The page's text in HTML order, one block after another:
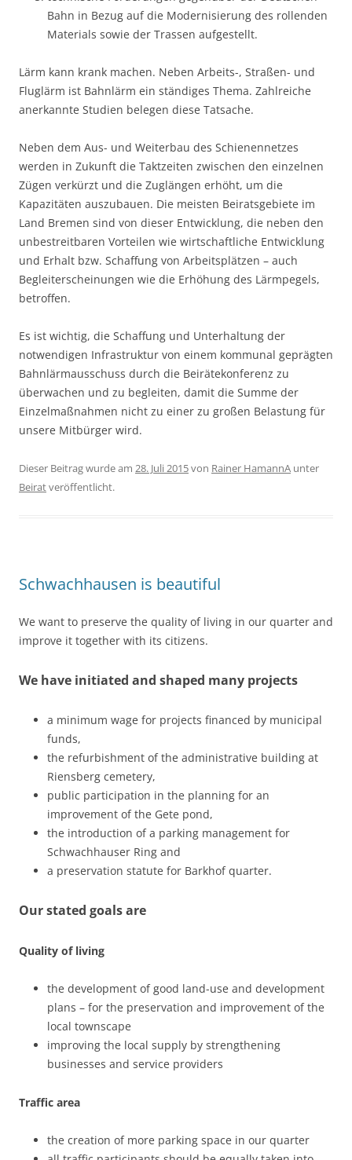
Bahn in Bezug auf die Modernisierung des rollenden
Materials sowie der Trassen aufgestellt.
Lärm kann krank machen. Neben Arbeits-, Straßen- und
Fluglärm ist Bahnlärm ein ständiges Thema. Zahlreiche
anerkannte Studien belegen diese Tatsache.
Neben dem Aus- und Weiterbau des Schienennetzes
werden in Zukunft die Taktzeiten zwischen den einzelnen
Zügen verkürzt und die Zuglängen erhöht, um die
Kapazitäten auszubauen. Die meisten Beiratsgebiete im
Land Bremen sind von dieser Entwicklung, die neben den
unbestreitbaren Vorteilen wie wirtschaftliche Entwicklung
und Erhalt bzw. Schaffung von Arbeitsplätzen – auch
Begleiterscheinungen wie die Erhöhung des Lärmpegels,
betroffen.
Es ist wichtig, die Schaffung und Unterhaltung der
notwendigen Infrastruktur von einem kommunal geprägten
Bahnlärmausschuss durch die Beirätekonferenz zu
überwachen und zu begleiten, damit die Summe der
Einzelmaßnahmen nicht zu einer zu großen Belastung für
unsere Mitbürger wird.
Dieser Beitrag wurde am 28. Juli 2015von Rainer HamannA unter
Beiratveröffentlicht.
Schwachhausen is beautiful
We want to preserve the quality of living in our quarter and
improve it together with its citizens.
We have initiated and shaped many projects
a minimum wage for projects financed by municipal
funds,
the refurbishment of the administrative building at
Riensberg cemetery,
public participation in the planning for an
improvement of the Gete pond,
the introduction of a parking management for
Schwachhauser Ring and
a preservation statute for Barkhof quarter.
Our stated goals are
Quality of living
the development of good land-use and development
plans – for the preservation and improvement of the
local townscape
improving the local supply by strengthening
businesses and service providers
Traffic area
the creation of more parking space in our quarter